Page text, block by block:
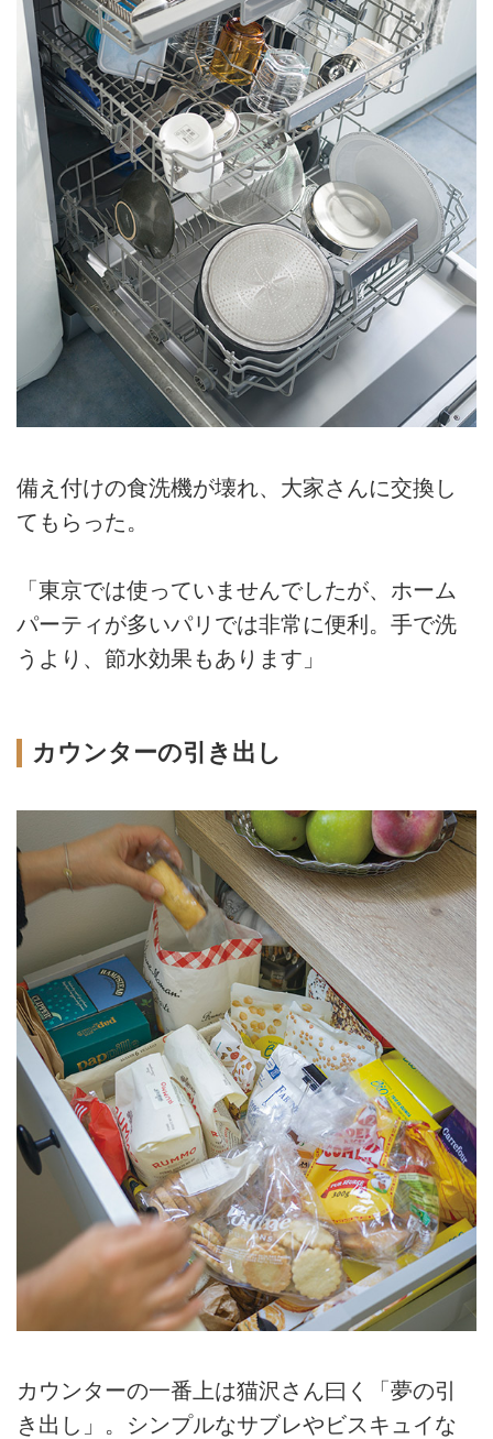
備え付けの食洗機が壊れ、大家さんに交換し
てもらった。
「東京では使っていませんでしたが、ホーム
パーティが多いパリでは非常に便利。手で洗
うより、節水効果もあります」
カウンターの引き出し
カウンターの一番上は猫沢さん曰く「夢の引
き出し」。シンプルなサブレやビスキュイな